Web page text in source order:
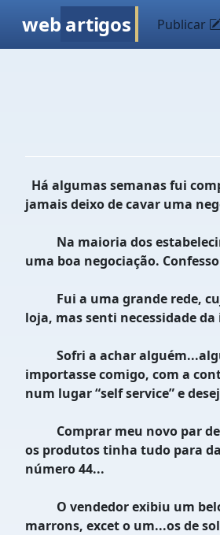
web artigos Publicar
Há algumas semanas fui
jamais deixo de cavar uma
Na maioria dos
uma boa negociação.
Fui a uma grande rede,
loja, mas senti necessidade
Sofri a achar
importasse comigo, com a
num lugar “self service” e
Comprar meu novo par de
os produtos tinha tudo para
número 44...
O vendedor exibiu um belo
marrons, excet o um...os de